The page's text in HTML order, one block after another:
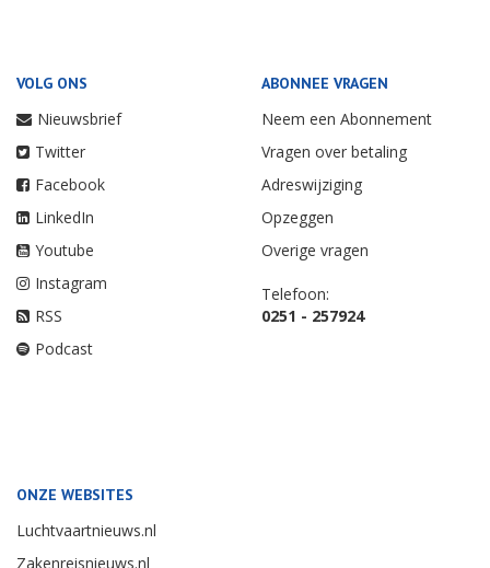
VOLG ONS
Nieuwsbrief
Twitter
Facebook
LinkedIn
Youtube
Instagram
RSS
Podcast
ABONNEE VRAGEN
Neem een Abonnement
Vragen over betaling
Adreswijziging
Opzeggen
Overige vragen
Telefoon:
0251 - 257924
ONZE WEBSITES
Luchtvaartnieuws.nl
Zakenreisnieuws.nl